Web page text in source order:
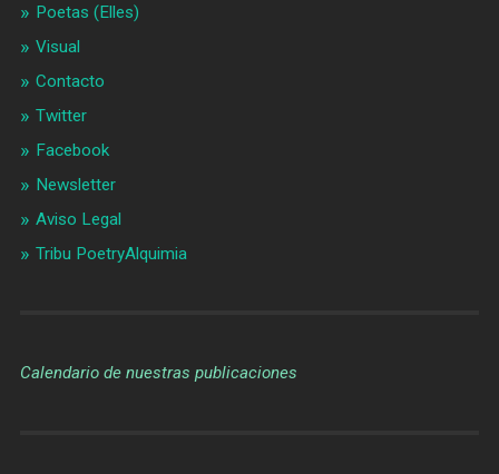
Poetas (Elles)
Visual
Contacto
Twitter
Facebook
Newsletter
Aviso Legal
Tribu PoetryAlquimia
Calendario de nuestras publicaciones